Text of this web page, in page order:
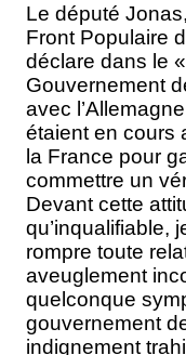
Le député
Front Populaire
déclare dans le
Gouvernement
avec
étaient en cours
la France pour
commettre un
Devant cette
qu’inqualifiable,
rompre toute
aveuglement
quelconque
gouvernement
indignement